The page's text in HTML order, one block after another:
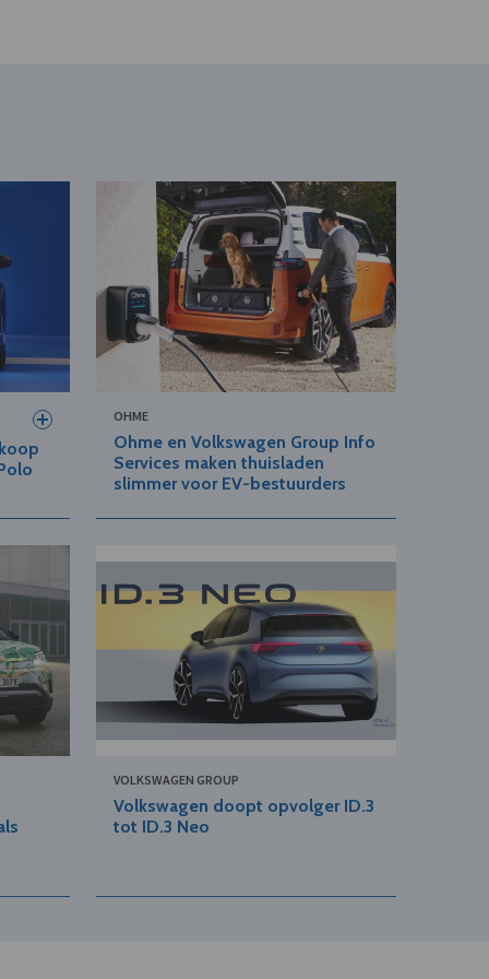
OHME
Ohme en Volkswagen Group Info
Services maken thuisladen
slimmer voor EV-bestuurders
VOLKSWAGEN GROUP
Volkswagen doopt opvolger ID.3
tot ID.3 Neo